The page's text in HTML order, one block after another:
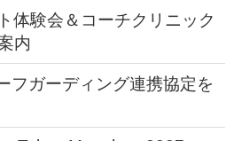
体験会＆コーチクリニック
内
フガーディング連携協定を